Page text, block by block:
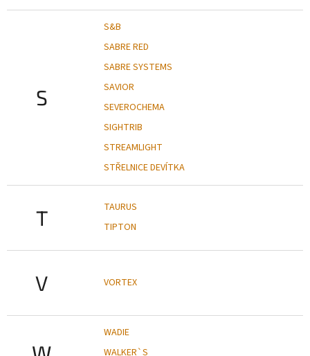
S
S&B
SABRE RED
SABRE SYSTEMS
SAVIOR
SEVEROCHEMA
SIGHTRIB
STREAMLIGHT
STŘELNICE DEVÍTKA
T
TAURUS
TIPTON
V VORTEX
WADIE
WALKER`S